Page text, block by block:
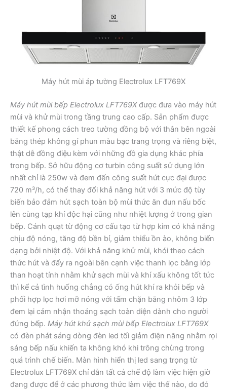
Máy hút mùi áp tường Electrolux LFT769X
Máy hút mùi bếp Electrolux LFT769Xđược đưa vào máy hút
mùi và khử mùi trong tầng trung cao cấp. Sản phẩm được
thiết kế phong cách treo tường đồng bộ với thân bên ngoài
bằng thép không gỉ phun màu bạc trang trọng và riêng biệt,
thật dễ đồng điệu kèm với những đồ gia dụng khác phía
trong bếp. Sở hữu động cơ turbin công suất sử dụng lớn
nhất chỉ là 250w và đem đến công suất hút cực đại được
720 m³/h, có thể thay đổi khả năng hút với 3 mức độ tùy
biến bảo đảm hút sạch toàn bộ mùi thức ăn đun nấu bốc
lên cùng tạp khí độc hại cũng như nhiệt lượng ở trong gian
bếp. Cánh quạt từ động cơ cấu tạo từ hợp kim có khả năng
chịu độ nóng, tăng độ bền bỉ, giảm thiểu ồn ào, không biến
dạng bởi nhiệt độ. Với khả năng khử mùi, khói theo cách
thức hút và đẩy ra ngoài bên cạnh việc thanh lọc bằng lớp
than hoạt tính nhằm khử sạch mùi và khí xấu không tốt tức
thì kể cả tình huống chẳng có ống hút khí ra khỏi bếp và
phối hợp lọc hơi mỡ nóng với tấm chặn bằng nhôm 3 lớp
đem lại cảm nhận thoáng sạch toàn diện dành cho người
đứng bếp. Máy hút khử sạch mùi bếp Electrolux LFT769X
có đèn phát sáng dòng đèn led tối giảm điện năng nhằm rọi
sáng bếp nấu khiến ta không khó khi trông chừng trong
quá trình chế biến. Màn hình hiển thị led sang trọng từ
Electrolux LFT769X chỉ dẫn tất cả chế độ làm việc hiện giờ
đang được để ở các phương thức làm việc thế nào, do đó